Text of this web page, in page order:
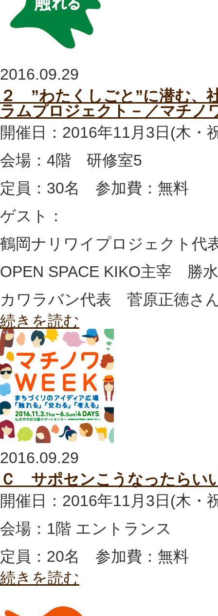
2016.09.29
２ ”わたくしごと”に潜む、
ラムプロジェクト－／マチノ
開催日：2016年11月3日(木・
会場：4階 研修室5
定員：30名 参加費：無料
ゲスト：
鶴岡ナリワイプロジェクト
OPEN SPACE KIKO主宰 勝
カワラバン代表 菅原正徳さ
続きを読む
2016.09.29
Ｃ サポセンこうなったらい
開催日：2016年11月3日(木・
会場：1階 エントランス
定員：20名 参加費：無料
続きを読む